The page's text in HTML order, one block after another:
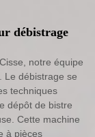
débistrage
notre équipe
Le débistrage se
techniques
dépôt de bistre
Cette machine
à pièces